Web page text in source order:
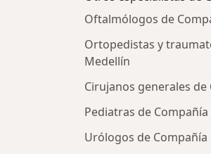
Oftalmólogos de
Ortopedistas y
Medellín
Cirujanos generales de
Pediatras de
Urólogos de Compañía